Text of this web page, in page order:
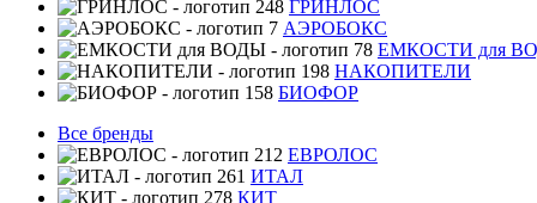
ГРИНЛОС
АЭРОБОКС
ЕМКОСТИ для
НАКОПИТЕЛИ
БИОФОР
Все бренды
ЕВРОЛОС
ИТАЛ
КИТ